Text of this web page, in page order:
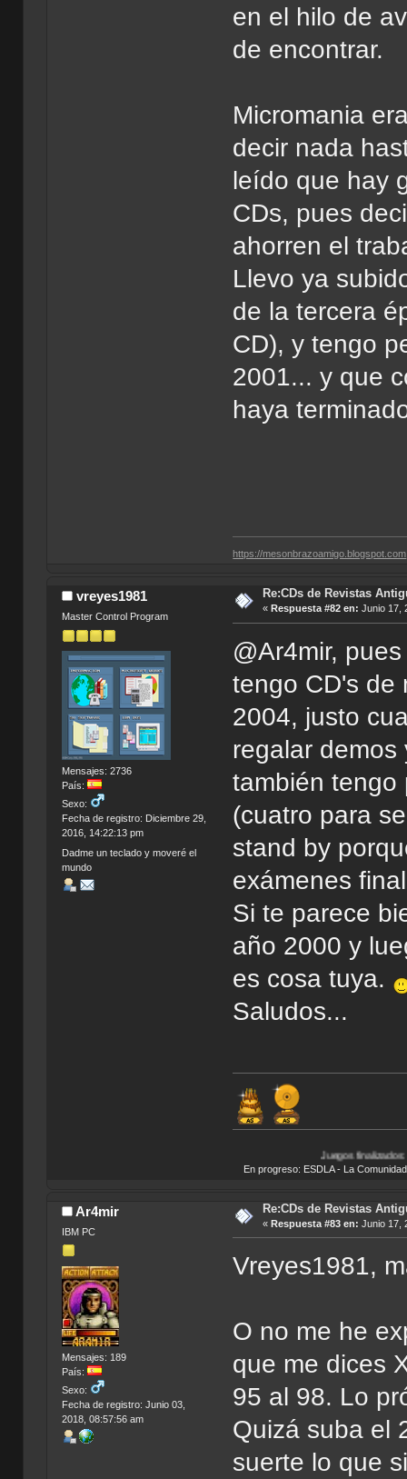
en el hilo de
de encontrar.
Micromania
decir nada
leído que hay
CDs, pues
ahorren el
Llevo ya
de la tercera
CD), y tengo
2001... y que
haya
https://mesonbrazoamigo.blogspot.com
vreyes1981
Master Control Program
Mensajes: 2736
País:
Sexo:
Fecha de registro: Diciembre 29,
2016, 14:22:13 pm
Dadme un teclado y moveré el
mundo
Re:CDs de Revistas
« Respuesta #82 en: Junio 17,
@Ar4mir,
tengo CD's de
2004, justo
regalar demos
también tengo
(cuatro para
stand by
exámenes
Si te parece
año 2000 y
es cosa tuya.
Saludos...
Juegos finalizados:Bionicle
En progreso: ESDLA - La
Ar4mir
IBM PC
Mensajes: 189
País:
Sexo:
Fecha de registro: Junio 03,
2018, 08:57:56 am
Re:CDs de Revistas
« Respuesta #83 en: Junio 17,
Vreyes1981,
O no me he
que me dices
95 al 98. Lo
Quizá suba el
suerte lo que